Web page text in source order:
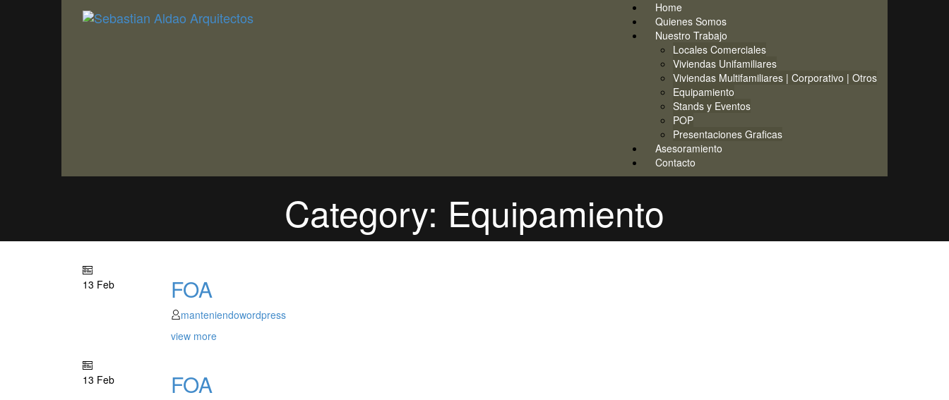
Home
Quienes Somos
Nuestro Trabajo
Locales Comerciales
Viviendas Unifamiliares
Viviendas Multifamiliares | Corporativo | Otros
Equipamiento
Stands y Eventos
POP
Presentaciones Graficas
Asesoramiento
Contacto
Category: Equipamiento
13 Feb FOA
manteniendowordpress
view more
13 Feb FOA